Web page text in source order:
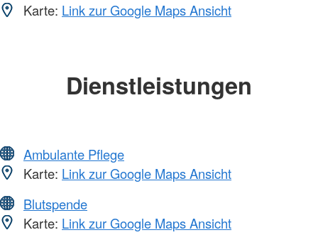
Karte: Link zur Google Maps Ansicht
Dienstleistungen
Ambulante Pflege
Karte: Link zur Google Maps Ansicht
Blutspende
Karte: Link zur Google Maps Ansicht